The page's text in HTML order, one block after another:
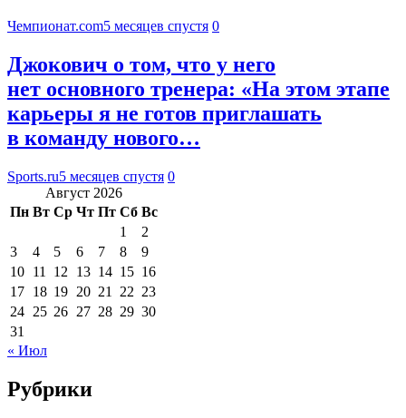
Чемпионат.com5 месяцев спустя 0
Джокович о том, что у него
нет основного тренера: «На этом этапе
карьеры я не готов приглашать
в команду нового…
Sports.ru5 месяцев спустя 0
Август 2026
Пн Вт Ср Чт Пт Сб Вс
1
2
3
4 5 6 7 8
9
10 11 12 13 14 15 16
17 18 19 20 21 22 23
24 25 26 27 28 29 30
31
« Июл
Рубрики